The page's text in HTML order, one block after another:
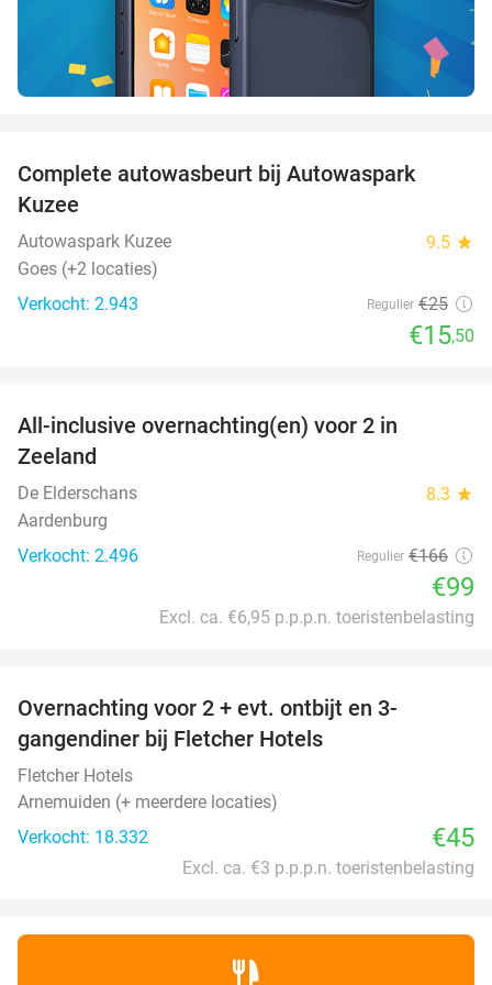
Complete autowasbeurt bij Autowaspark
Kuzee
Autowaspark Kuzee 9.5 star
Goes (+2 locaties)
Verkocht: 2.943
Regulier €25
€15,50
All-inclusive overnachting(en) voor 2 in
Zeeland
De Elderschans 8.3 star
Aardenburg
Verkocht: 2.496
Regulier €166
€99
Excl. ca. €6,95 p.p.p.n. toeristenbelasting
Overnachting voor 2 + evt. ontbijt en 3-
gangendiner bij Fletcher Hotels
Fletcher Hotels
Arnemuiden (+ meerdere locaties)
Verkocht: 18.332
€45
Excl. ca. €3 p.p.p.n. toeristenbelasting